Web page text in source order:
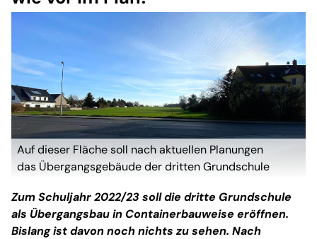
Auf dieser Fläche soll nach aktuellen Planungen
das Übergangsgebäude der dritten Grundschule
Zum Schuljahr 2022/23 soll die dritte Grundschule
als Übergangsbau in Containerbauweise eröffnen.
Bislang ist davon noch nichts zu sehen. Nach